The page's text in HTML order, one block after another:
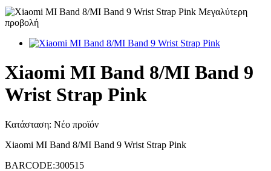
Μεγαλύτερη
προβολή
Xiaomi MI Band 8/MI Band 9
Wrist Strap Pink
Κατάσταση: Νέο προϊόν
Xiaomi MI Band 8/MI Band 9 Wrist Strap Pink
BARCODE:300515